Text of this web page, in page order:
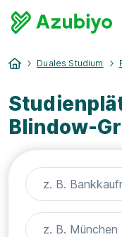
Duales Studium
Blindow-